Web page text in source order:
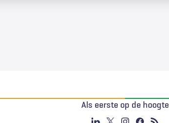
Als eerste op de hoogte